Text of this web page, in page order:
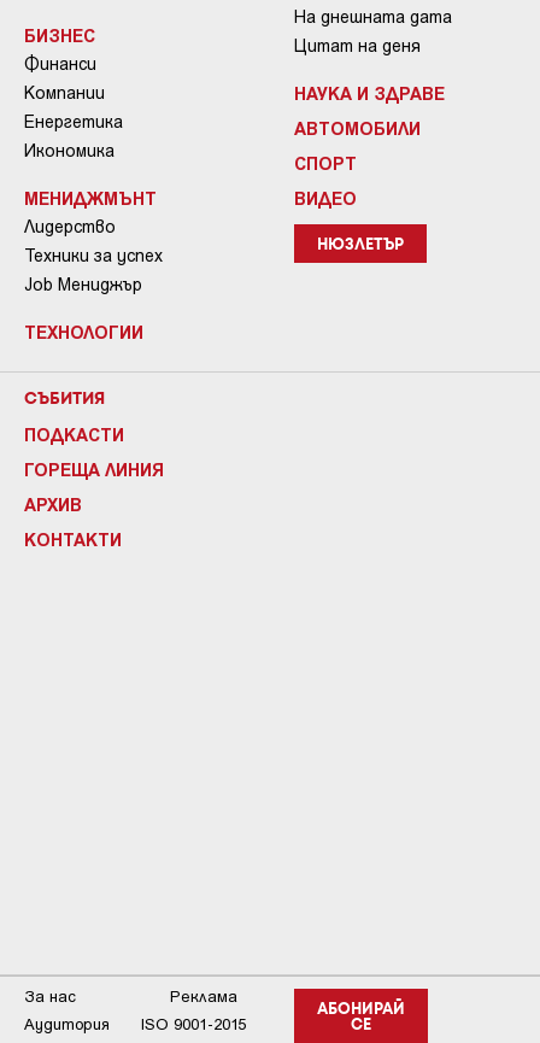
БИЗНЕС
Финанси
Компании
Енергетика
Икономика
МЕНИДЖМЪНТ
Лидерство
Техники за успех
Job Мениджър
ТЕХНОЛОГИИ
На днешната дата
Цитат на деня
НАУКА И ЗДРАВЕ
АВТОМОБИЛИ
СПОРТ
ВИДЕО
НЮЗЛЕТЪР
СЪБИТИЯ
ПОДКАСТИ
ГОРЕЩА ЛИНИЯ
АРХИВ
КОНТАКТИ
АБОНИРАЙ
СЕ
За нас
Реклама
Аудитория
ISO 9001-2015